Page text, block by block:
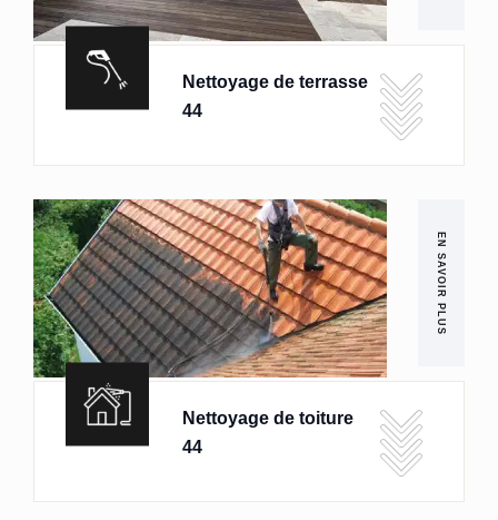
Nettoyage de terrasse
44
EN SAVOIR PLUS
Nettoyage de toiture
44